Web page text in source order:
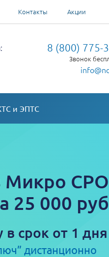
Контакты Акции
8 (800) 775-
Звонок
и ЭПТС
Микро
25 000
срок от 1 дня
дистанционно